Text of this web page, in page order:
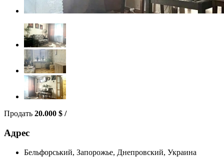
Продать 20.000 $ /
Адрес
Бельфорський, Запорожье, Днепровский, Украина